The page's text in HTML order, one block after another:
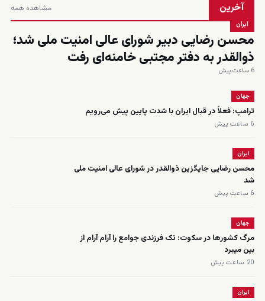
آخرین مشاهده همه
ایران
محسن رضایی دبیر شورای عالی امنیت ملی شد؛
ذوالقدر به دفتر مجتبی خامنه‌ای رفت
6 ساعت پیش
جهان
ترامپ: فعلاً در قبال ایران با شدت پایین پیش می‌رویم
6 ساعت پیش
ایران
محسن رضایی جایگزین ذوالقدر در شورای عالی امنیت ملی
شد
6 ساعت پیش
جهان
مرگ کشورها در سکوت: تک فرزندی جوامع را آرام آرام از
بین میبرد
20 ساعت پیش
ایران